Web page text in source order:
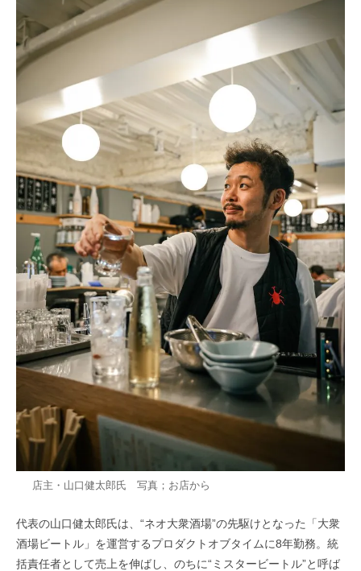
店主・山口健太郎氏 写真；お店から
代表の山口健太郎氏は、“ネオ大衆酒場”の先駆けとなった「大衆
酒場ビートル」を運営するプロダクトオブタイムに8年勤務。統
括責任者として売上を伸ばし、のちに“ミスタービートル”と呼ば